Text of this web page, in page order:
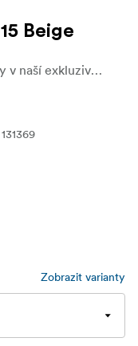
Beige
Zachovejte své nejcennější okamžiky v naší exkluzivní sérii vysoce kvalitních plátěných fotoalb. Každé album je navrženo s ohledem na eleganci i trvanlivost a je vyrobeno z prvotřídní plátěné tkaniny, která nabízí rafinovaný hmatový pocit a klasický, nadčasový vzhled. Uvnitř tohoto alba najdete kapsy pro 300 fotografií ve velikostech do 10 × 15 cm, které nabízejí praktické řešení pro pečlivé uspořádání vašich vzpomínek..
131369
Zobrazit varianty